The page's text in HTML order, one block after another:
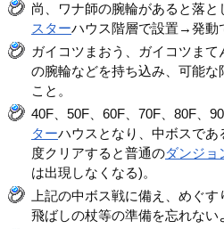
尚、ワナ師の腕輪があると落と
スターハウス階層で設置→発動
ガイコツまおう、ガイコツま
の腕輪などを持ち込み、可能な
こと。
40F、50F、60F、70F、80F、
ターハウスとなり、中ボスで
度クリアすると普通のダンジョ
は出現しなくなる)。
上記の中ボス戦に備え、めぐ
飛ばしの杖等の準備を忘れない